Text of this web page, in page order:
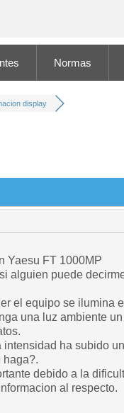
Normas
display
Yaesu FT 1000MP
alguien puede
el equipo se ilumina
una luz ambiente
ha subido
haga?.
debido a la
al respecto.